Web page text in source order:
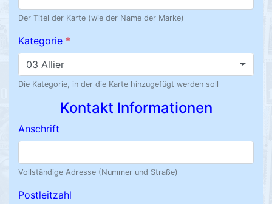
Der Titel der Karte (wie der Name der Marke)
Kategorie *
03 Allier
Die Kategorie, in der die Karte hinzugefügt werden soll
Kontakt Informationen
Anschrift
Vollständige Adresse (Nummer und Straße)
Postleitzahl